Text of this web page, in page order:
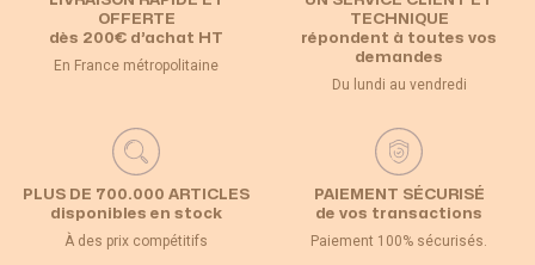
OFFERTE
dès 200€ d’achat HT
En France métropolitaine
TECHNIQUE
répondent à toutes vos
demandes
Du lundi au vendredi
PLUS DE 700.000 ARTICLES
disponibles en stock
À des prix compétitifs
PAIEMENT SÉCURISÉ
de vos transactions
Paiement 100% sécurisés.